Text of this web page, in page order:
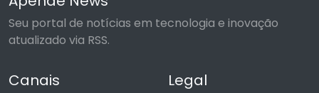
Seu portal de notícias em tecnologia e inovação
atualizado via RSS.
Canais Legal